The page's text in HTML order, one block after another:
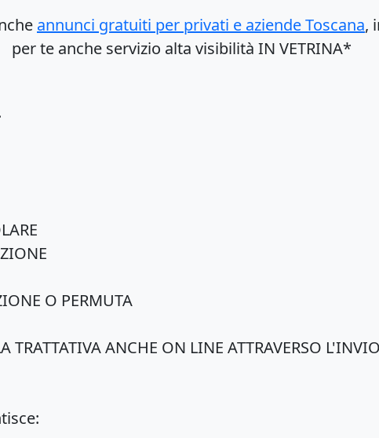
annunci gratuiti per privati e aziendeToscana,
per te anche servizio alta visibilità IN VETRINA*
O PERMUTA
TRATTATIVA ANCHE ON LINE ATTRAVERSO